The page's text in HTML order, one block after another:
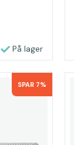
På lager
SPAR 7%